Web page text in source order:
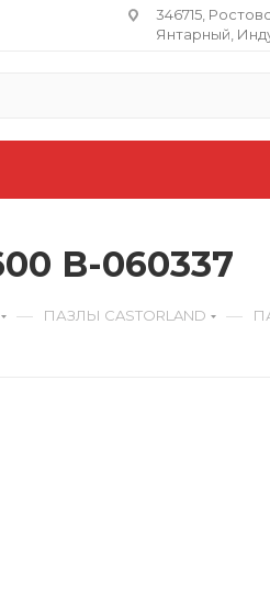
346715,
Янтарный,
B-060337
— ПАЗЛЫ CASTORLAND —